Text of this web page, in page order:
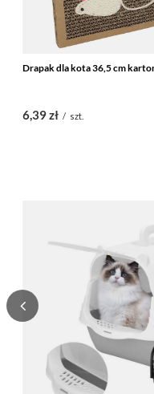
Drapak dla kota 36,5 cm
6,39 zł / szt.